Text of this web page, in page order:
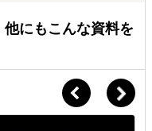
にもこんな資料を